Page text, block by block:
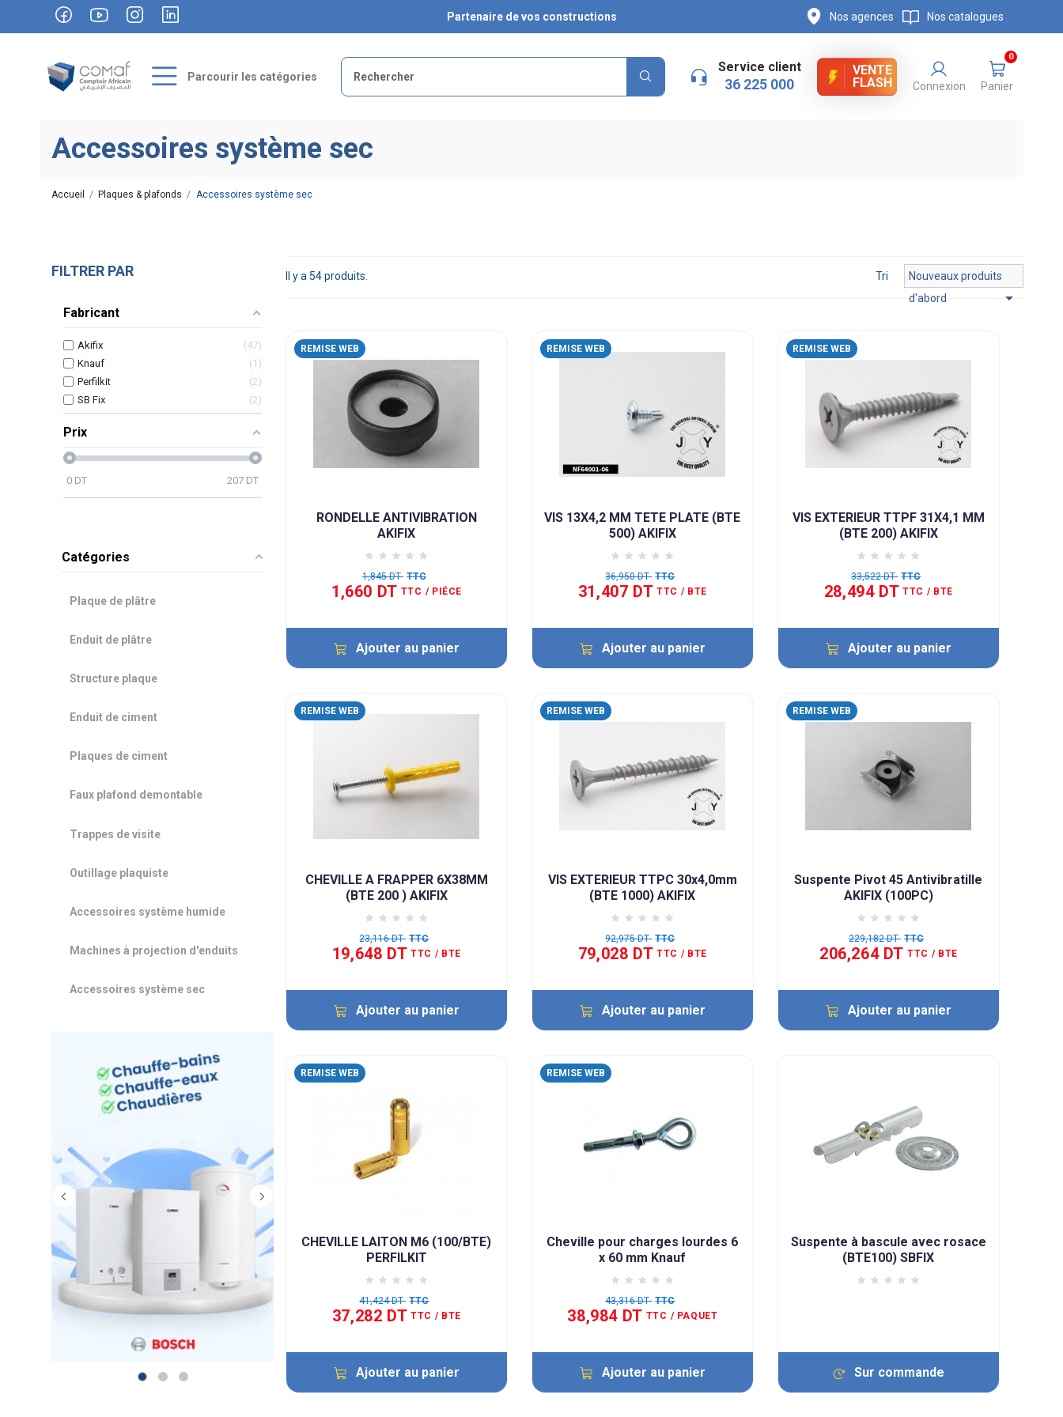
Partenaire de vos constructions Nos agences Nos catalogues
Parcourir les catégories
Service client
36 225 000
VENTE
FLASH
Connexion Panier
0
Accessoires système sec
Accueil Plaques & plafonds Accessoires système sec
FILTRER PAR
Fabricant
Akifix
47
Knauf
1
Perfilkit
2
SB Fix
2
Prix
0 DT 207 DT
Catégories
Plaque de plâtre
Enduit de plâtre
Structure plaque
Enduit de ciment
Plaques de ciment
Faux plafond demontable
Trappes de visite
Outillage plaquiste
Accessoires système humide
Machines à projection d'enduits
Accessoires système sec
Il y a 54 produits. Tri
Nouveaux produits
d'abord

REMISE WEB
RONDELLE ANTIVIBRATION
AKIFIX
1,845 DT TTC
1,660 DT TTC / PIÉCE
Ajouter au panier
REMISE WEB
VIS 13X4,2 MM TETE PLATE (BTE
500) AKIFIX
36,950 DT TTC
31,407 DT TTC / BTE
Ajouter au panier
REMISE WEB
VIS EXTERIEUR TTPF 31X4,1 MM
(BTE 200) AKIFIX
33,522 DT TTC
28,494 DT TTC / BTE
Ajouter au panier
REMISE WEB
CHEVILLE A FRAPPER 6X38MM
(BTE 200 ) AKIFIX
23,116 DT TTC
19,648 DT TTC / BTE
Ajouter au panier
REMISE WEB
VIS EXTERIEUR TTPC 30x4,0mm
(BTE 1000) AKIFIX
92,975 DT TTC
79,028 DT TTC / BTE
Ajouter au panier
REMISE WEB
Suspente Pivot 45 Antivibratille
AKIFIX (100PC)
229,182 DT TTC
206,264 DT TTC / BTE
Ajouter au panier
REMISE WEB
CHEVILLE LAITON M6 (100/BTE)
PERFILKIT
41,424 DT TTC
37,282 DT TTC / BTE
Ajouter au panier
REMISE WEB
Cheville pour charges lourdes 6
x 60 mm Knauf
43,316 DT TTC
38,984 DT TTC / PAQUET
Ajouter au panier
Suspente à bascule avec rosace
(BTE100) SBFIX
Sur commande